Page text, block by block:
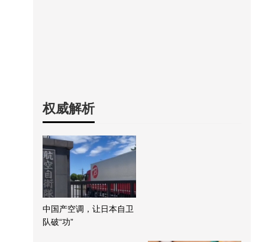
权威解析
中国产空调，让日本自卫
队破“功”